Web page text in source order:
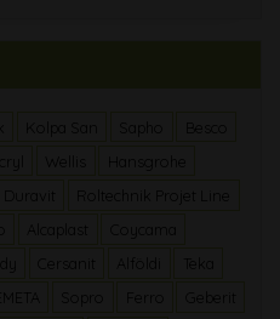
Kolpa San
Besco
Wellis
Hansgrohe
Duravit
Roltechnik Projet Line
Alcaplast
Cersanit Alföldi
Teka
Ferro
Geberit